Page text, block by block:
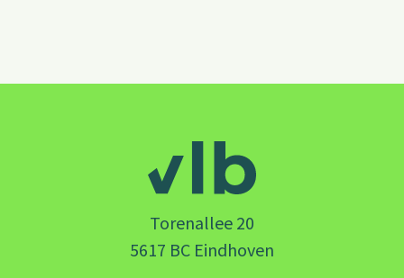
Torenallee 20
5617 BC Eindhoven